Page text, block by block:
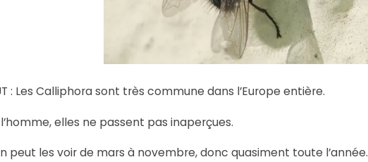
: Les Calliphora sont très commune dans l’Europe entière.
elles ne passent pas inaperçues.
on peut les voir de mars à novembre, donc quasiment toute l’année.